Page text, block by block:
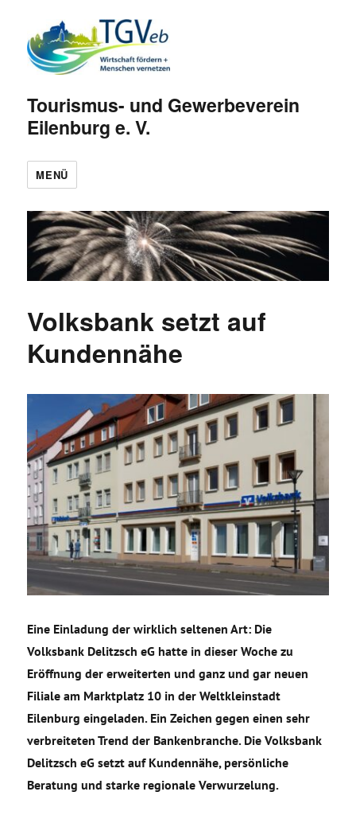
Tourismus- und Gewerbeverein
Eilenburg e. V.
MENÜ
Volksbank setzt auf
Kundennähe
Eine Einladung der wirklich seltenen Art: Die
Volksbank Delitzsch eG hatte in dieser Woche zu
Eröffnung der erweiterten und ganz und gar neuen
Filiale am Marktplatz 10 in der Weltkleinstadt
Eilenburg eingeladen. Ein Zeichen gegen einen sehr
verbreiteten Trend der Bankenbranche. Die Volksbank
Delitzsch eG setzt auf Kundennähe, persönliche
Beratung und starke regionale Verwurzelung.